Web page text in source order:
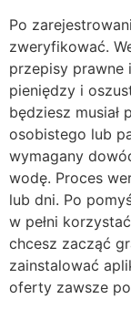
Po
zweryfikować.
przepisy prawne
pieniędzy i
będziesz musiał
osobistego lub
wymagany
wodę. Proces
lub dni. Po
w pełni
chcesz zacząć
zainstalować
oferty zawsze